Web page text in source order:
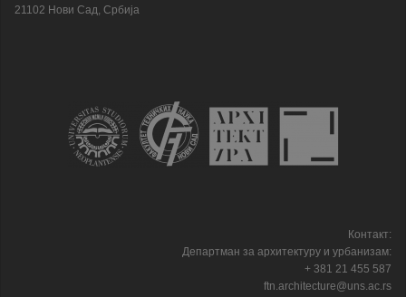
21102 Нови Сад, Србија
Контакт:
Департман за архитектуру и урбанизам:
+ 381 21 455 587
ftn.architecture@uns.ac.rs